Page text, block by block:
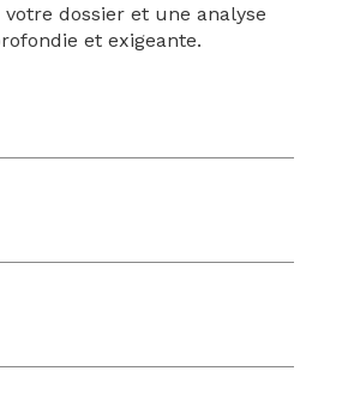
dossier et une analyse
et exigeante.